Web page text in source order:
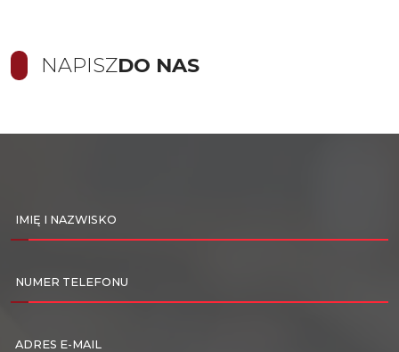
NAPISZDO NAS
IMIĘ I NAZWISKO
NUMER TELEFONU
ADRES E-MAIL